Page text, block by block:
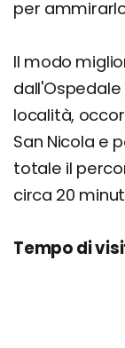
per
Il modo
località,
San Nicola e
totale il
circa 20
Tempo di